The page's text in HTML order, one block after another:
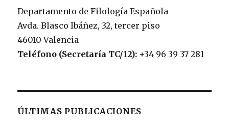
Departamento de Filología Española
Avda. Blasco Ibáñez, 32, tercer piso
46010 Valencia
Teléfono (Secretaría TC/12): +34 96 39 37 281
ÚLTIMAS PUBLICACIONES